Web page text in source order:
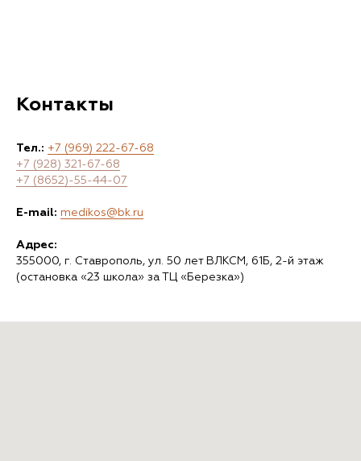
Контакты
Тел.: +7 (969) 222-67-68
+7 (928) 321-67-68
+7 (8652)-55-44-07
E-mail: medikos@bk.ru
Адрес:
355000, г. Ставрополь, ул. 50 лет ВЛКСМ, 61Б, 2-й этаж
(остановка «23 школа» за ТЦ «Березка»)